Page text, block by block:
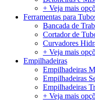
+ Veja mais
Ferramentas para
Bancada de
Cortador de
Curvadores
+ Veja mais
Empilhadeiras
Empilhadeiras
Empilhadeiras
Empilhadeiras
+ Veja mais